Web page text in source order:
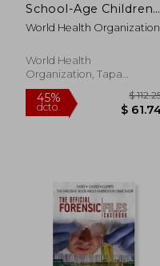
School-Age Children:
A Guide for Managers
of Control
Inglés)
World Health Organization
World Health
Organization, Tapa
Blanda, Nuevo